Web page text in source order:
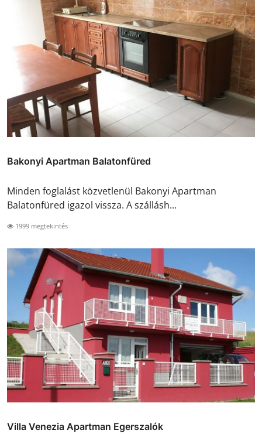
Bakonyi Apartman Balatonfüred
Minden foglalást közvetlenül Bakonyi Apartman
Balatonfüred igazol vissza. A szállásh...
1999 megtekintés
Villa Venezia Apartman Egerszalók